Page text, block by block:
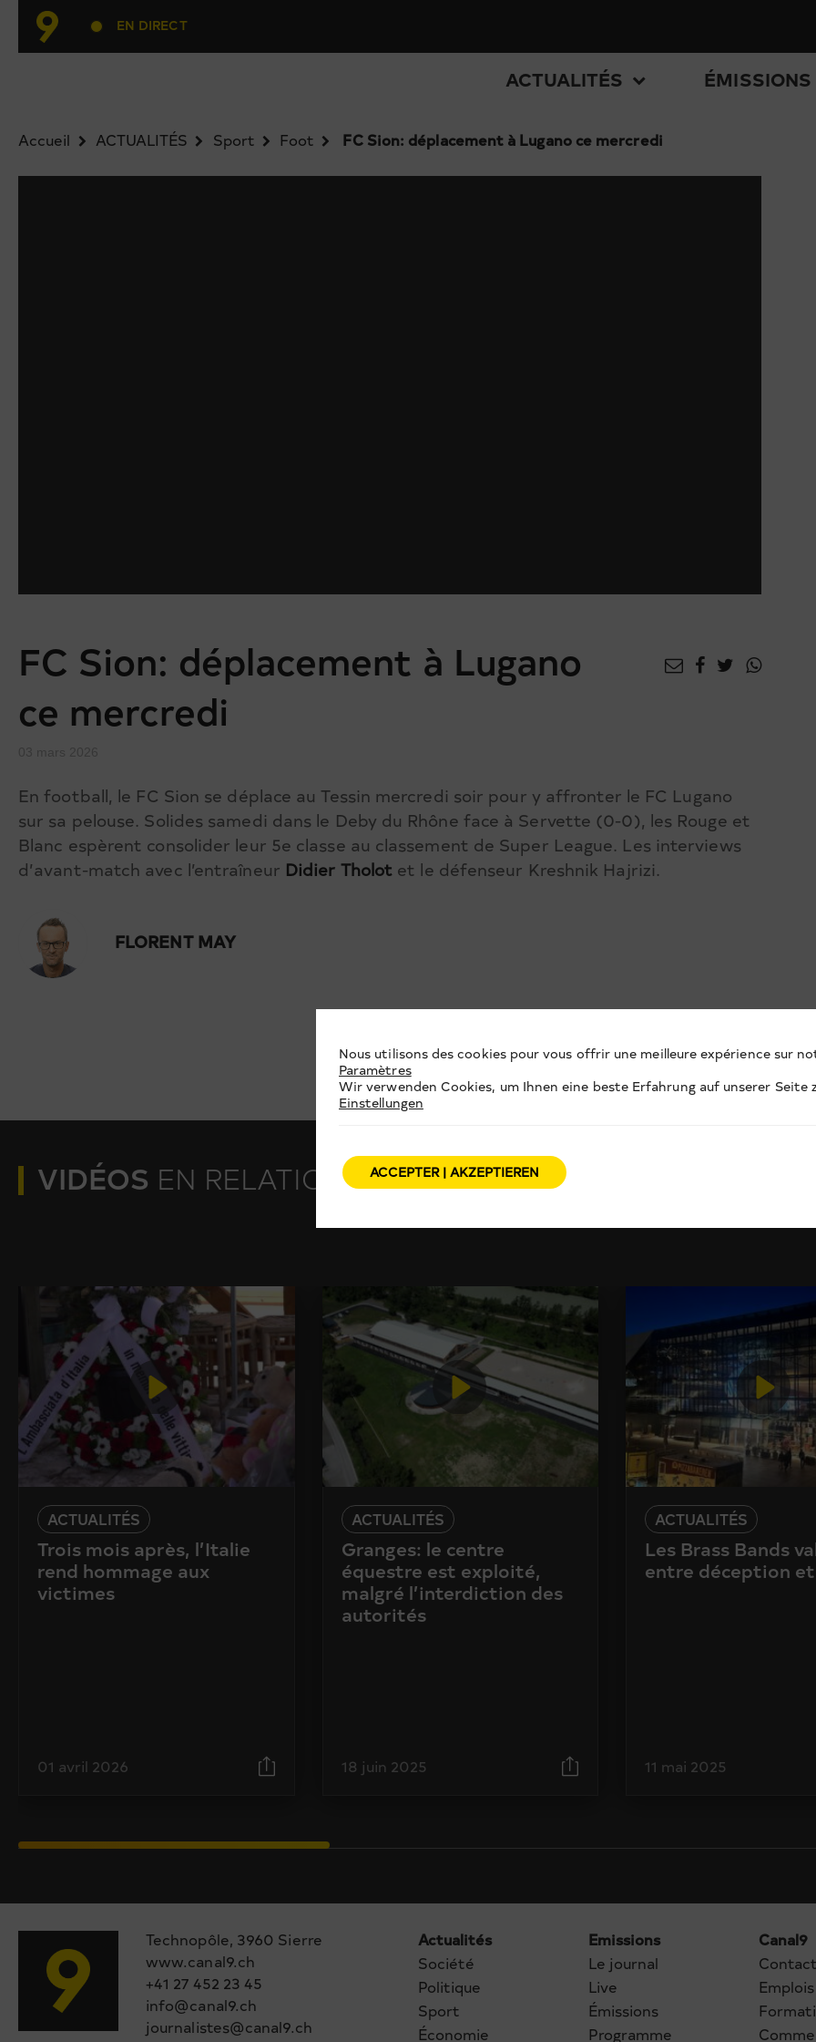
EN DIRECT
ACTUALITÉS ÉMISSIONS
Accueil ACTUALITÉS Sport Foot FC Sion: déplacement à Lugano ce mercredi
FC Sion: déplacement à Lugano
ce mercredi
En football, le FC Sion se déplace au Tessin mercredi soir pour y affronter le FC Lugano
sur sa pelouse. Solides samedi dans le Deby du Rhône face à Servette (0-0), les Rouge et
Blanc espèrent consolider leur 5e classe au classement de Super League. Les interviews
d’avant-match avec l’entraîneur Didier Tholot et le défenseur Kreshnik Hajrizi.
FLORENT MAY
VIDÉOS EN RELATION
ACTUALITÉS
Trois mois après, l’Italie
rend hommage aux
victimes
01 avril 2026
ACTUALITÉS
Granges: le centre
équestre est exploité,
malgré l’interdiction des
autorités
18 juin 2025
ACTUALITÉS
Les Brass Bands
entre déception
11 mai 2025
Technopôle, 3960 Sierre
www.canal9.ch
+41 27 452 23 45
info@canal9.ch
journalistes@canal9.ch
Actualités
Société
Politique
Sport
Économie
Emissions
Le journal
Live
Émissions
Programme
Canal9
Contact
Emplois
Nous utilisons des cookies pour vous offrir une meilleure expérience sur
Paramètres
Wir verwenden Cookies, um Ihnen eine beste Erfahrung auf unserer Seite
Einstellungen
ACCEPTER | AKZEPTIEREN